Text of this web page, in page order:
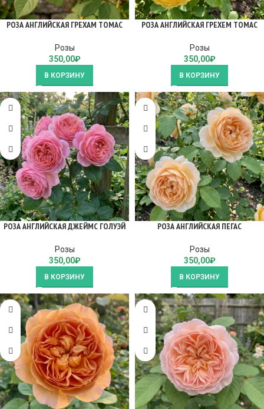
РОЗА АНГЛИЙСКАЯ ГРЕХАМ ТОМАС
Розы
350,00₽
В КОРЗИНУ
РОЗА АНГЛИЙСКАЯ ГРЕХЕМ ТОМАС
Розы
350,00₽
В КОРЗИНУ
РОЗА АНГЛИЙСКАЯ ДЖЕЙМС ГОЛУЭЙ
Розы
350,00₽
В КОРЗИНУ
РОЗА АНГЛИЙСКАЯ ПЕГАС
Розы
350,00₽
В КОРЗИНУ